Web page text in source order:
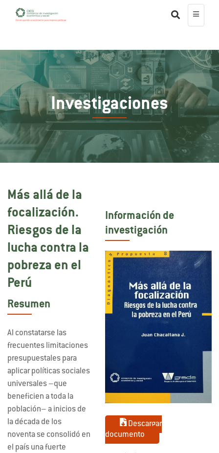
Investigaciones
Más allá de la
focalización.
Riesgos de la
lucha contra la
pobreza en el
Perú
Resumen
Al constatarse las
frecuentes limitaciones
presupuestales para
aplicar políticas sociales
universales –que
beneficien a toda la
población– a inicios de
la década de los
noventa se consolidó en
el país una fuerte
Información de
investigación
Descargar
documento